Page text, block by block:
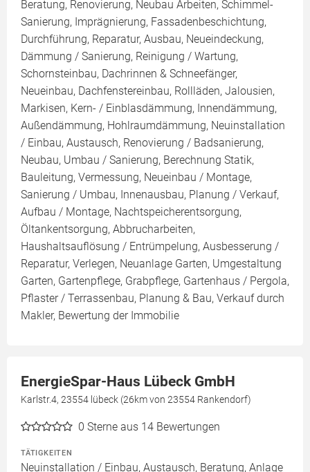
Beratung, Renovierung, Neubau Arbeiten, Schimmel-
Sanierung, Imprägnierung, Fassadenbeschichtung,
Durchführung, Reparatur, Ausbau, Neueindeckung,
Dämmung / Sanierung, Reinigung / Wartung,
Schornsteinbau, Dachrinnen & Schneefänger,
Neueinbau, Dachfenstereinbau, Rollläden, Jalousien,
Markisen, Kern- / Einblasdämmung, Innendämmung,
Außendämmung, Hohlraumdämmung, Neuinstallation
/ Einbau, Austausch, Renovierung / Badsanierung,
Neubau, Umbau / Sanierung, Berechnung Statik,
Bauleitung, Vermessung, Neueinbau / Montage,
Sanierung / Umbau, Innenausbau, Planung / Verkauf,
Aufbau / Montage, Nachtspeicherentsorgung,
Öltankentsorgung, Abbrucharbeiten,
Haushaltsauflösung / Entrümpelung, Ausbesserung /
Reparatur, Verlegen, Neuanlage Garten, Umgestaltung
Garten, Gartenpflege, Grabpflege, Gartenhaus / Pergola,
Pflaster / Terrassenbau, Planung & Bau, Verkauf durch
Makler, Bewertung der Immobilie
EnergieSpar-Haus Lübeck GmbH
Karlstr.4, 23554 lübeck (26km von 23554 Rankendorf)
0 Sterne aus 14 Bewertungen
TÄTIGKEITEN
Neuinstallation / Einbau, Austausch, Beratung, Anlage